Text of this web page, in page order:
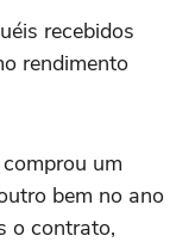
recebidos
rendimento
um
bem no ano
o contrato,